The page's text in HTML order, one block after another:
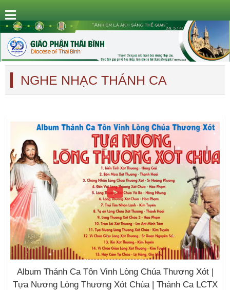
NGHE NHẠC THÁNH CA
Album Thánh Ca Tôn Vinh Lòng Chúa Thương Xót |
Tựa Nương Lòng Thương Xót Chúa | Thánh Ca LCTX